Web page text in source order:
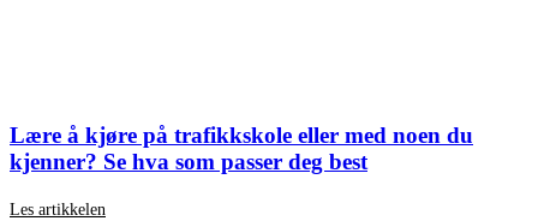
Lære å kjøre på trafikkskole eller med noen du
kjenner? Se hva som passer deg best
Les artikkelen